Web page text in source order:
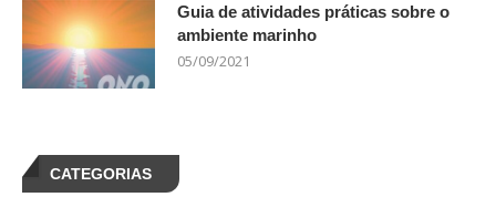
Guia de atividades práticas sobre o
ambiente marinho
05/09/2021
CATEGORIAS